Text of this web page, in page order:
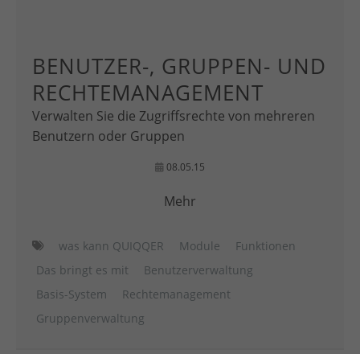
BENUTZER-, GRUPPEN- UND
RECHTEMANAGEMENT
Verwalten Sie die Zugriffsrechte von mehreren
Benutzern oder Gruppen
08.05.15
Mehr
was kann QUIQQER Module
Funktionen
Das bringt es mit
Benutzerverwaltung
Basis-System
Rechtemanagement
Gruppenverwaltung